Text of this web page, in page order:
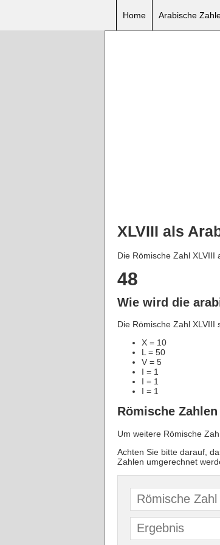
Home Arabische
XLVIII als
Die Römische Zahl XLVIII
48
Wie wird die
Die Römische Zahl XLVIII
X = 10
L = 50
V = 5
I = 1
I = 1
I = 1
Römische
Um weitere Römische
Achten Sie bitte darauf,
Zahlen umgerechnet